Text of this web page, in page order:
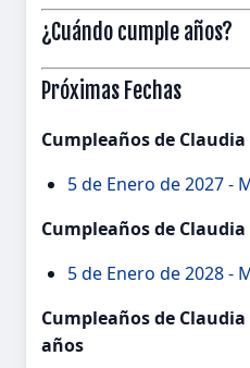
¿Cuándo cumple años?
Próximas Fechas
Cumpleaños de
5 de Enero de 2027 -
Cumpleaños de
5 de Enero de 2028 -
Cumpleaños de
años